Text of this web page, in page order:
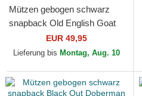
Mützen gebogen schwarz
snapback Old English Goat
The Farm Goorin Bros.
EUR 49,95
Lieferung bis Montag, Aug. 10